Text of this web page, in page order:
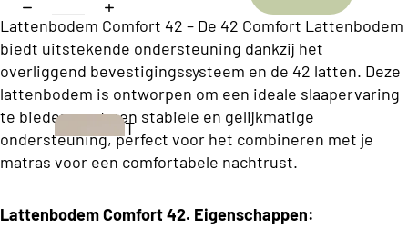
ti
o
n
B
u
i
T
w
e
Lattenbodem Comfort 42 – De 42 Comfort Lattenbodem
biedt uitstekende ondersteuning dankzij het
overliggend bevestigingssysteem en de 42 latten. Deze
lattenbodem is ontworpen om een ideale slaapervaring
te bieden, met een stabiele en gelijkmatige
ondersteuning, perfect voor het combineren met je
matras voor een comfortabele nachtrust.
Lattenbodem Comfort 42. Eigenschappen: